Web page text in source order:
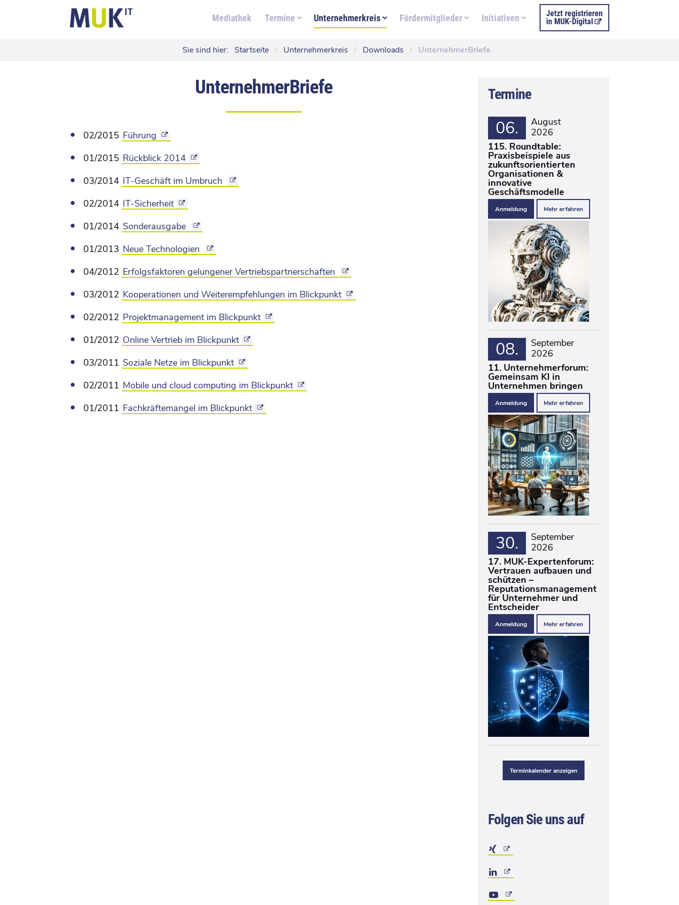
Mediathek Termine Unternehmerkreis Fördermitglieder Initiativen
Jetzt registrieren
in MUK-Digital
Sie sind hier: Startseite / Unternehmerkreis / Downloads / UnternehmerBriefe
UnternehmerBriefe
02/2015 Führung
01/2015 Rückblick 2014
03/2014 IT-Geschäft im Umbruch
02/2014 IT-Sicherheit
01/2014 Sonderausgabe
01/2013 Neue Technologien
04/2012 Erfolgsfaktoren gelungener Vertriebspartnerschaften
03/2012 Kooperationen und Weiterempfehlungen im Blickpunkt
02/2012 Projektmanagement im Blickpunkt
01/2012 Online Vertrieb im Blickpunkt
03/2011 Soziale Netze im Blickpunkt
02/2011 Mobile und cloud computing im Blickpunkt
01/2011 Fachkräftemangel im Blickpunkt
Termine
06.
August
2026
115. Roundtable:
Praxisbeispiele aus
zukunftsorientierten
Organisationen &
innovative
Geschäftsmodelle
Anmeldung Mehr erfahren
08.
September
2026
11. Unternehmerforum:
Gemeinsam KI in
Unternehmen bringen
Anmeldung Mehr erfahren
30.
September
2026
17. MUK-Expertenforum:
Vertrauen aufbauen und
schützen –
Reputationsmanagement
für Unternehmer und
Entscheider
Anmeldung Mehr erfahren
Terminkalender anzeigen
Folgen Sie uns auf